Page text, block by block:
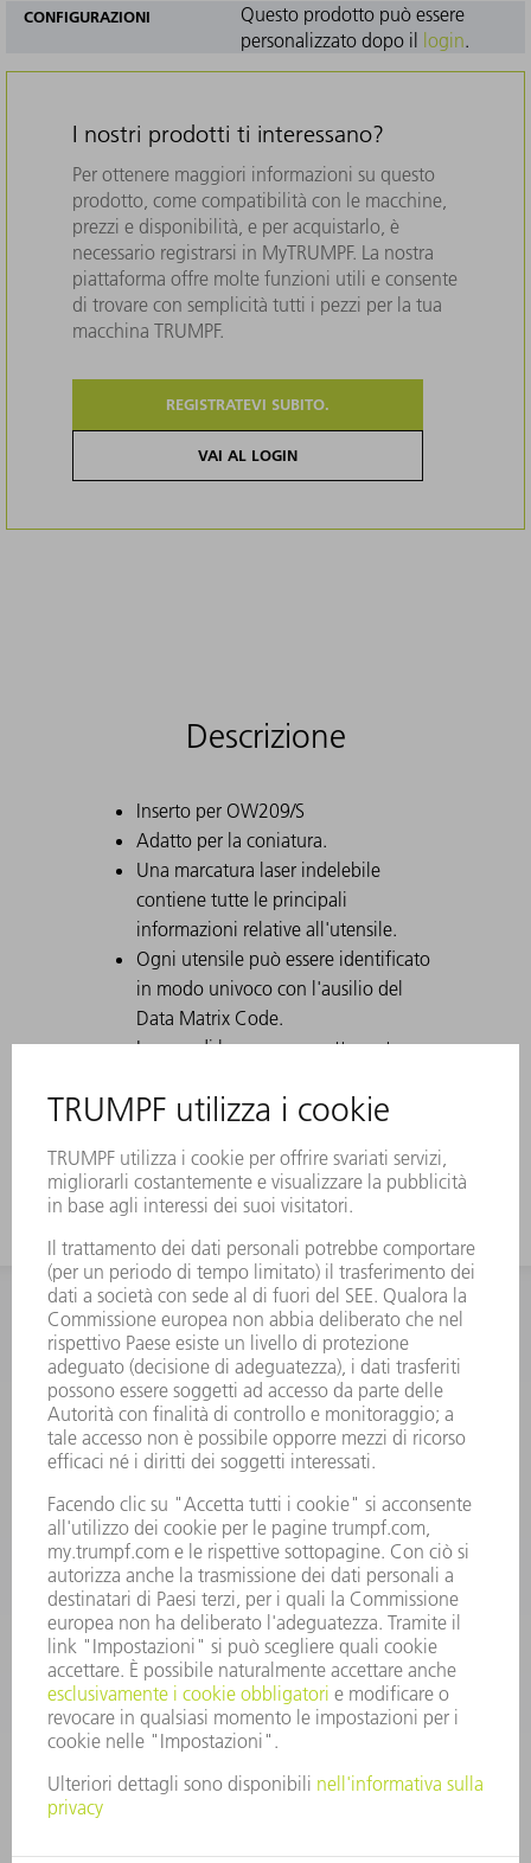
CONFIGURAZIONI
Questo prodotto può essere
personalizzato dopo il login.
I nostri prodotti ti interessano?
Per ottenere maggiori informazioni su questo
prodotto, come compatibilità con le macchine,
prezzi e disponibilità, e per acquistarlo, è
necessario registrarsi in MyTRUMPF. La nostra
piattaforma offre molte funzioni utili e consente
di trovare con semplicità tutti i pezzi per la tua
macchina TRUMPF.
REGISTRATEVI SUBITO.
VAI AL LOGIN
Descrizione
Inserto per OW209/S
Adatto per la coniatura.
Una marcatura laser indelebile
contiene tutte le principali
informazioni relative all'utensile.
Ogni utensile può essere identificato
in modo univoco con l'ausilio del
Data Matrix Code.
Le aree di lavoro sono sottoposte a
Su richiesta possono essere eseguite
INFORMAZIONE
Domande frequenti
Condizioni generali di contratto
CONTATTO
RICAMBI TRUMPF ITALIA
+39 02 48489420
lunedì a venerdì: 08:30 – 18:00
ricambi@trumpf.com
CONTATTO
UTENSILI TRUMPF ITALIA
+39 02 48489482
lunedì a venerdì: 08:00 – 18:00
utensili@trumpf.com